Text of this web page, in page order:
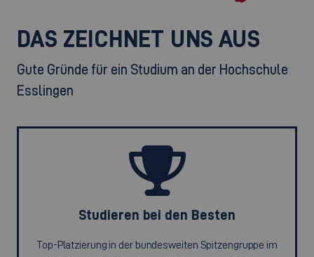
DAS ZEICHNET UNS AUS
Gute Gründe für ein Studium an der Hochschule
Esslingen
Studieren bei den Besten
Top-Platzierung in der bundesweiten Spitzengruppe im